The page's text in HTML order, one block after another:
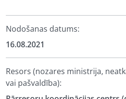
Nodošanas datums:
16.08.2021
Resors (nozares ministrija,
vai pašvaldība):